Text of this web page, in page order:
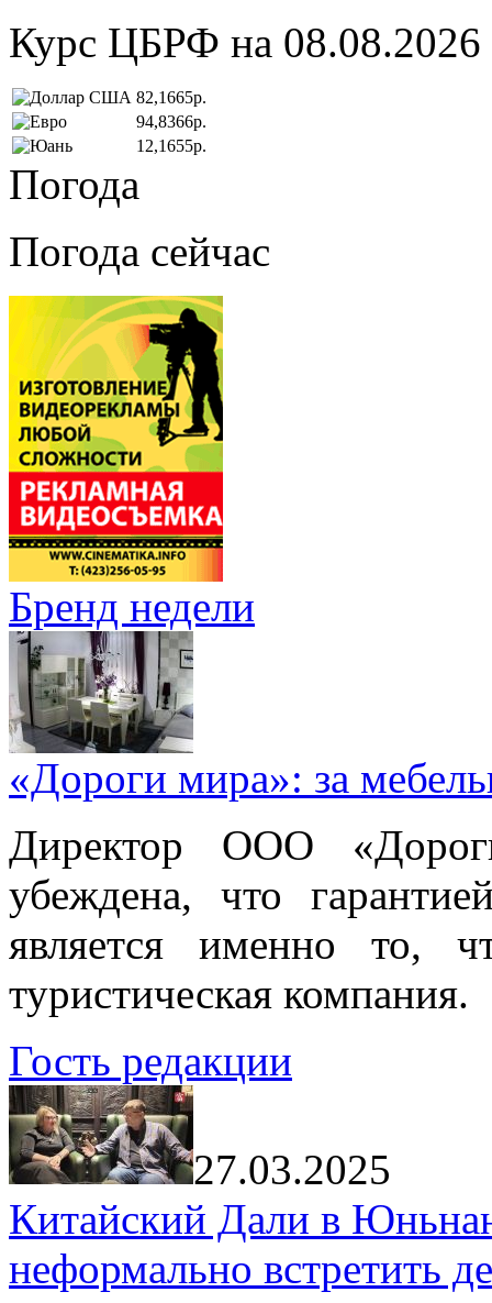
Курс ЦБРФ на 08.08.2026
82,1665р.
94,8366р.
12,1655р.
Погода
Погода сейчас
Бренд недели
«Дороги мира»: за
Директор ООО
убеждена, что
является именно то,
туристическая компания.
Гость редакции
27.03.2025
Китайский Дали в
неформально встретить